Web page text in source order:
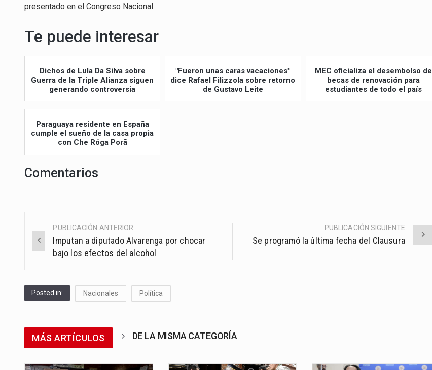
presentado en el Congreso Nacional.
Te puede interesar
Dichos de Lula Da Silva sobre
Guerra de la Triple Alianza siguen
generando controversia
"Fueron unas caras vacaciones"
dice Rafael Filizzola sobre retorno
de Gustavo Leite
MEC oficializa el desembolso de
becas de renovación para
estudiantes de todo el país
Paraguaya residente en España
cumple el sueño de la casa propia
con Che Róga Porã
Comentarios
Post
navigation
PUBLICACIÓN ANTERIOR
Imputan a diputado Alvarenga por chocar
bajo los efectos del alcohol
PUBLICACIÓN SIGUIENTE
Se programó la última fecha del Clausura
Posted in: Nacionales Política
MÁS ARTÍCULOS DE LA MISMA CATEGORÍA